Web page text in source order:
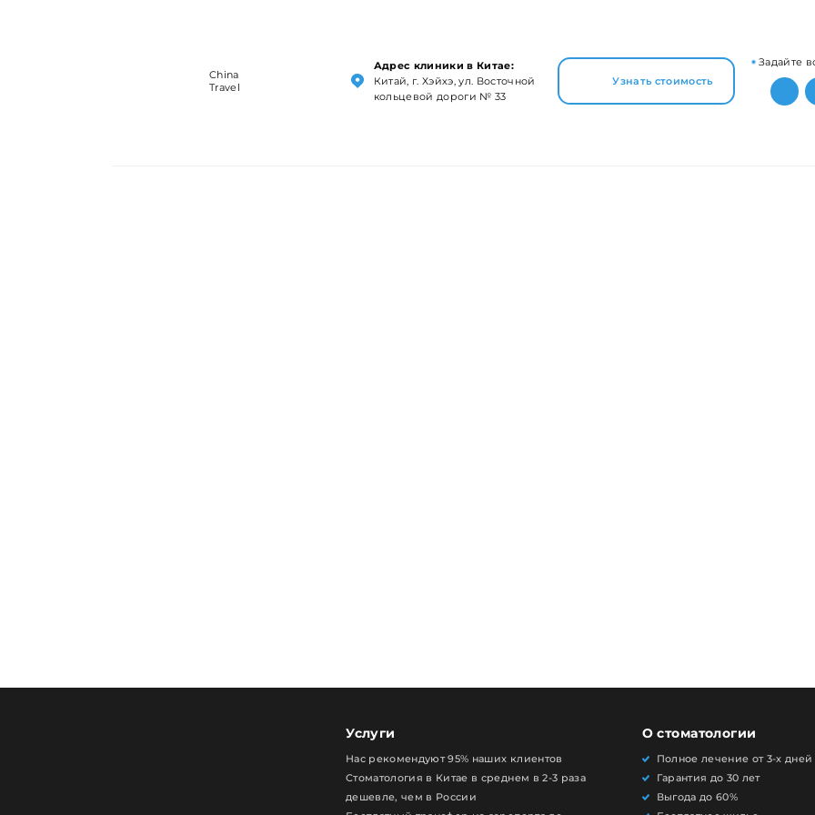
China
Travel
Адрес клиники в Китае:
Китай, г. Хэйхэ, ул. Восточной
кольцевой дороги № 33
Узнать стоимость
Задайте
Услуги
Нас рекомендуют 95% наших клиентов
Стоматология в Китае в среднем в 2-3 раза
дешевле, чем в России
О стоматологии
Полное лечение от 3-х дней
Гарантия до 30 лет
Выгода до 60%